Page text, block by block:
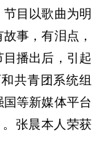
目以歌曲为明
事，有泪点，
播出后，引起
共青团系统组
等新媒体平台
张晨本人荣获